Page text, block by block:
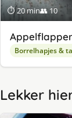
⏱ 20 min👥 10
Borrelhapjes &
Lekker